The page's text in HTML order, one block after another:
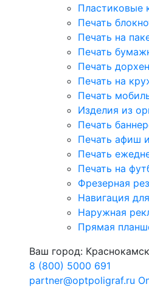
Пластиковые
Печать
Печать на
Печать
Печать
Печать на
Печать
Изделия из
Печать
Печать афиш
Печать
Печать на
Фрезерная
Навигация
Наружная
Прямая
Ваш город: Краснокамск
8 (800) 5000 691
partner@optpoligraf.ru